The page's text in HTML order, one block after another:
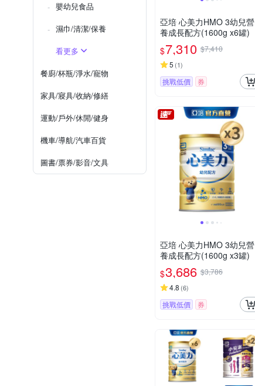
嬰幼兒食品
濕巾/清潔/保養
看更多
餐廚/杯瓶/淨水/寵物
家具/寢具/收納/修繕
運動/戶外/休閒/健身
機車/導航/汽車百貨
圖書/票券/影音/文具
亞培 心美力HMO 3幼兒營
養成長配方(1600g x6罐)
$7,310 $7,410
5 (1)
挑戰低價 券
亞培 心美力HMO 3幼兒營
養成長配方(1600g x3罐)
$3,686 $3,786
4.8 (6)
挑戰低價 券